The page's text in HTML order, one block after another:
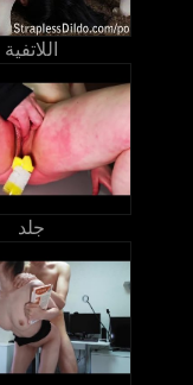
اللاتفية
جلد